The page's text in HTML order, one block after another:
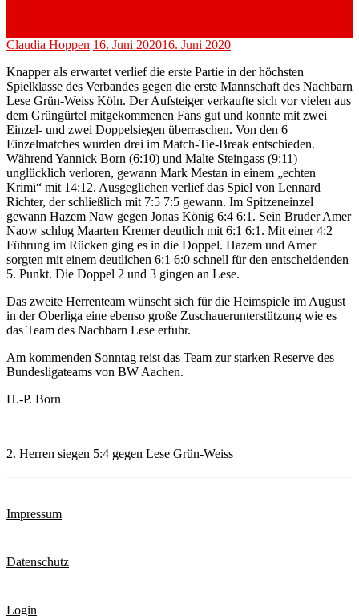
Claudia Hoppen 16. Juni 202016. Juni 2020
Knapper als erwartet verlief die erste Partie in der höchsten
Spielklasse des Verbandes gegen die erste Mannschaft des Nachbarn
Lese Grün-Weiss Köln. Der Aufsteiger verkaufte sich vor vielen aus
dem Grüngürtel mitgekommenen Fans gut und konnte mit zwei
Einzel- und zwei Doppelsiegen überraschen. Von den 6
Einzelmatches wurden drei im Match-Tie-Break entschieden.
Während Yannick Born (6:10) und Malte Steingass (9:11)
unglücklich verloren, gewann Mark Mestan in einem „echten
Krimi“ mit 14:12. Ausgeglichen verlief das Spiel von Lennard
Richter, der schließlich mit 7:5 7:5 gewann. Im Spitzeneinzel
gewann Hazem Naw gegen Jonas König 6:4 6:1. Sein Bruder Amer
Naow schlug Maarten Kremer deutlich mit 6:1 6:1. Mit einer 4:2
Führung im Rücken ging es in die Doppel. Hazem und Amer
sorgten mit einem deutlichen 6:1 6:0 schnell für den entscheidenden
5. Punkt. Die Doppel 2 und 3 gingen an Lese.
Das zweite Herrenteam wünscht sich für die Heimspiele im August
in der Oberliga eine ebenso große Zuschauerunterstützung wie es
das Team des Nachbarn Lese erfuhr.
Am kommenden Sonntag reist das Team zur starken Reserve des
Bundesligateams von BW Aachen.
H.-P. Born
2. Herren siegen 5:4 gegen Lese Grün-Weiss
Impressum
Datenschutz
Login